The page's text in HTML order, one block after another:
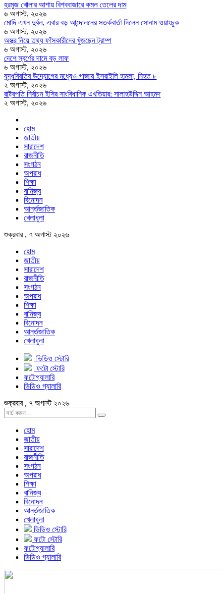
হরমুজ খোলার আশায় বিশ্ববাজারে কমল তেলের দাম
৬ অগাস্ট, ২০২৬
মোদি এখন দুর্বল, এবার বড় আন্দোলনের সতর্কবার্তা দিলেন সোনাম ওয়াংচুক
৬ অগাস্ট, ২০২৬
অস্ত্র নিয়ে তথ্য ফাঁসকারীদের খুঁজছেন ট্রাম্প
৬ অগাস্ট, ২০২৬
দেশে স্বর্ণের দামে বড় লাফ
৬ অগাস্ট, ২০২৬
যুদ্ধবিরতির উদ্যোগের মধ্যেও গাজায় ইসরাইলি হামলা, নিহত ৮
২ অগাস্ট, ২০২৬
রাষ্ট্রপতি নির্বাচন ইসির সাংবিধানিক এখতিয়ার: সালাহউদ্দিন আহমদ
২ অগাস্ট, ২০২৬
হোম
জাতীয়
সারাদেশ
রাজনীতি
সংগঠন
অপরাধ
শিক্ষা
বানিজ্য
বিনোদন
আর্ন্তজাতিক
খেলাধুলা
শুক্রবার , ৭ অগাস্ট ২০২৬
হোম
জাতীয়
সারাদেশ
রাজনীতি
সংগঠন
অপরাধ
শিক্ষা
বানিজ্য
বিনোদন
আর্ন্তজাতিক
খেলাধুলা
ভিডিও স্টোরি
ফটো স্টোরি
ফটোগ্যালারি
ভিডিও গ্যালারি
শুক্রবার , ৭ অগাস্ট ২০২৬
হোম
জাতীয়
সারাদেশ
রাজনীতি
সংগঠন
অপরাধ
শিক্ষা
বানিজ্য
বিনোদন
আর্ন্তজাতিক
খেলাধুলা
ভিডিও স্টোরি
ফটো স্টোরি
ফটোগ্যালারি
ভিডিও গ্যালারি